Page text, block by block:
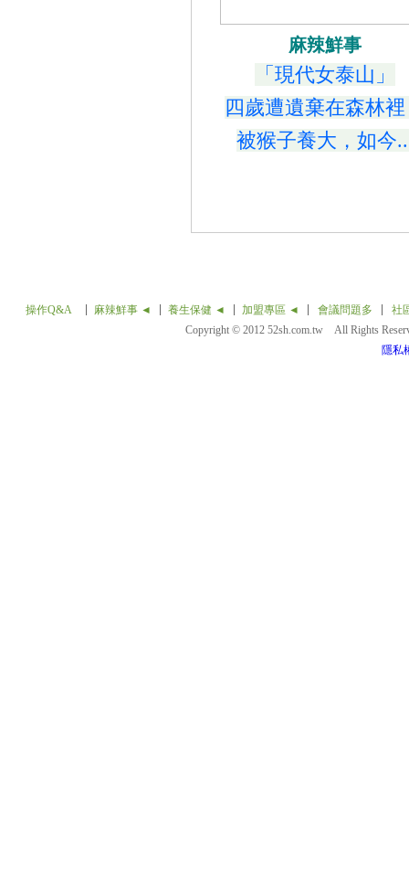
麻辣鮮事
「現代女泰山」
四歲遭遺棄在森林
被猴子養大，如今
操作Q&A 麻辣鮮事 ◄ 養生保健 ◄ 加盟專區 ◄ 會議問題多
社
Copyright © 2012 52sh.com.tw All Rights
隱私